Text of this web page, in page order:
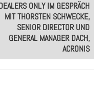
ONLY IM GESPRÄCH
MIT THORSTEN SCHWECKE,
SENIOR DIRECTOR UND
GENERAL MANAGER DACH,
ACRONIS